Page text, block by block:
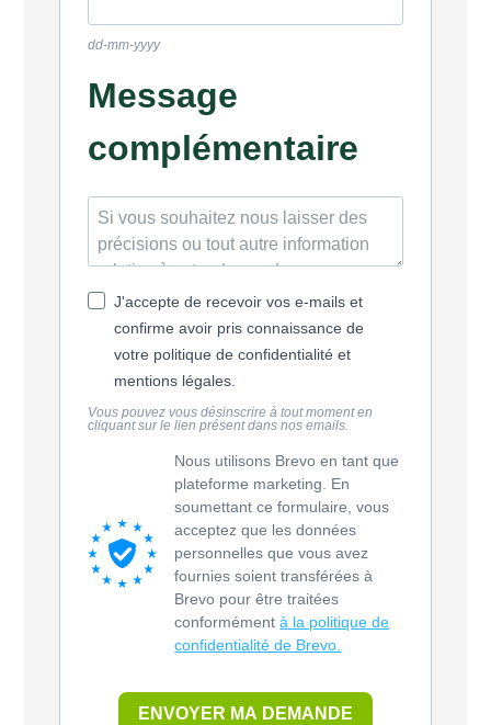
dd-mm-yyyy
Message
complémentaire
J'accepte de recevoir vos e-mails et
confirme avoir pris connaissance de
votre politique de confidentialité et
mentions légales.
Vous pouvez vous désinscrire à tout moment en
cliquant sur le lien présent dans nos emails.
Nous utilisons Brevo en tant que
plateforme marketing. En
soumettant ce formulaire, vous
acceptez que les données
personnelles que vous avez
fournies soient transférées à
Brevo pour être traitées
conformémentà la politique de
confidentialité de Brevo.
ENVOYER MA DEMANDE